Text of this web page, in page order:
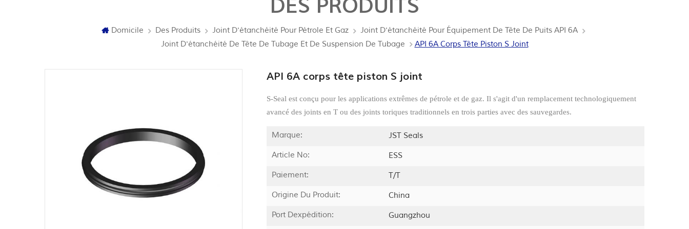
DES PRODUITS
Domicile Des Produits Joint D'étanchéité Pour Pétrole Et Gaz
Joint D'étanchéité Pour Équipement De Tête De Puits API 6A
Joint D'étanchéité De Tête De Tubage Et De Suspension De Tubage
API 6A Corps Tête Piston S Joint
API 6A corps tête piston S joint
S-Seal est conçu pour les applications extrêmes de pétrole et de gaz. Il s'agit d'un remplacement technologiquement
avancé des joints en T ou des joints toriques traditionnels en trois parties avec des sauvegardes.
Marque:
JST Seals
Article No:
ESS
Paiement:
T/T
Origine Du Produit:
China
Port Dexpédition:
Guangzhou